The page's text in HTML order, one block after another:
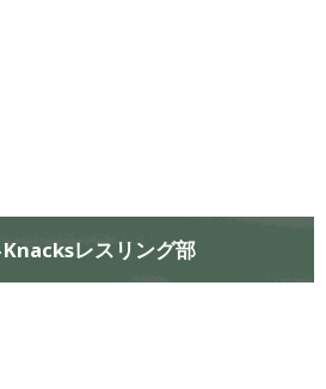
Knacksレスリング部